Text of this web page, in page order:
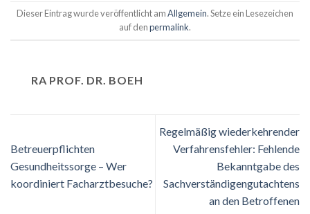
Dieser Eintrag wurde veröffentlicht amAllgemein. Setze ein Lesezeichen
auf denpermalink.
RA PROF. DR. BOEH
Betreuerpflichten
Gesundheitssorge – Wer
koordiniert Facharztbesuche?
Regelmäßig wiederkehrender
Verfahrensfehler: Fehlende
Bekanntgabe des
Sachverständigengutachtens
an den Betroffenen